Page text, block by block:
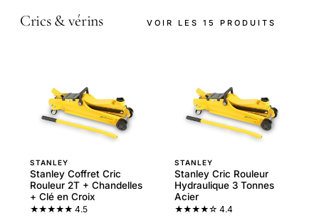
Crics & vérins VOIR LES 15 PRODUITS
STANLEY
Stanley Coffret Cric
Rouleur 2T + Chandelles
+ Clé en Croix
★★★★★ 4.5
STANLEY
Stanley Cric Rouleur
Hydraulique 3 Tonnes
Acier
★★★★☆ 4.4